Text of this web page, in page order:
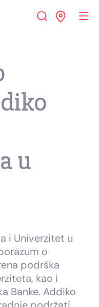
u
i Univerzitet u
o
podrška
kao i
Banke. Addiko